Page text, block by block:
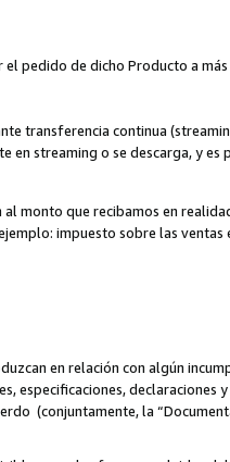
pedido de dicho Producto a
transferencia continua
en streaming o se descarga, y es
monto que recibamos en
impuesto sobre las ventas
en relación con algún
especificaciones, declaraciones
(conjuntamente, la